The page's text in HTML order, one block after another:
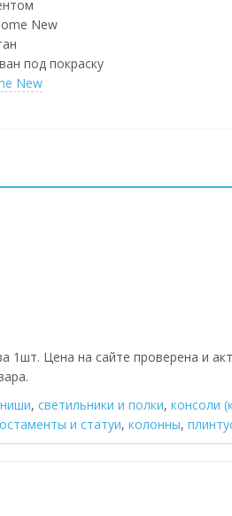
New
под покраску
New
1шт. Цена на сайте проверена и
, cветильники и полки, консоли
и статуи, колонны,